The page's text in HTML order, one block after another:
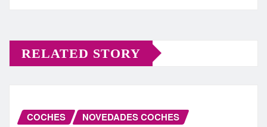
RELATED STORY
COCHES
NOVEDADES COCHES